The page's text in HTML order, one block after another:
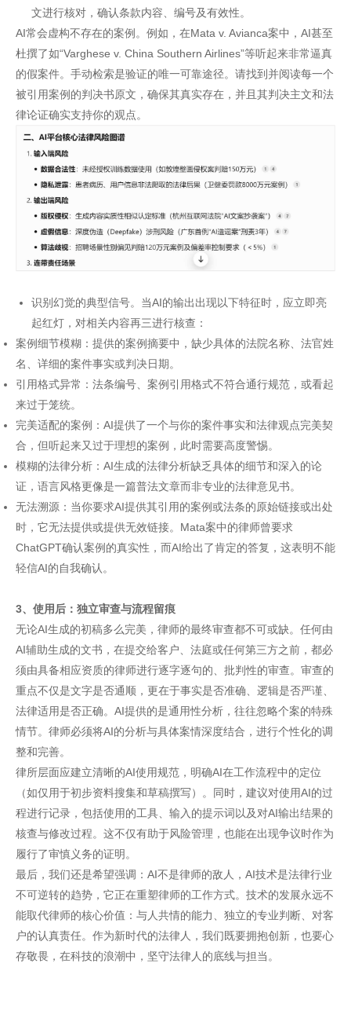
文进行核对，确认条款内容、编号及有效性。
AI常会虚构不存在的案例。例如，在Mata v. Avianca案中，AI甚至
杜撰了如“Varghese v. China Southern Airlines”等听起来非常逼真
的假案件。手动检索是验证的唯一可靠途径。请找到并阅读每一个
被引用案例的判决书原文，确保其真实存在，并且其判决主文和法
律论证确实支持你的观点。
识别幻觉的典型信号。当AI的输出出现以下特征时，应立即亮
起红灯，对相关内容再三进行核查：
案例细节模糊：提供的案例摘要中，缺少具体的法院名称、法官姓
名、详细的案件事实或判决日期。
引用格式异常：法条编号、案例引用格式不符合通行规范，或看起
来过于笼统。
完美适配的案例：AI提供了一个与你的案件事实和法律观点完美契
合，但听起来又过于理想的案例，此时需要高度警惕。
模糊的法律分析：AI生成的法律分析缺乏具体的细节和深入的论
证，语言风格更像是一篇普法文章而非专业的法律意见书。
无法溯源：当你要求AI提供其引用的案例或法条的原始链接或出处
时，它无法提供或提供无效链接。Mata案中的律师曾要求
ChatGPT确认案例的真实性，而AI给出了肯定的答复，这表明不能
轻信AI的自我确认。
3、使用后：独立审查与流程留痕
无论AI生成的初稿多么完美，律师的最终审查都不可或缺。任何由
AI辅助生成的文书，在提交给客户、法庭或任何第三方之前，都必
须由具备相应资质的律师进行逐字逐句的、批判性的审查。审查的
重点不仅是文字是否通顺，更在于事实是否准确、逻辑是否严谨、
法律适用是否正确。AI提供的是通用性分析，往往忽略个案的特殊
情节。律师必须将AI的分析与具体案情深度结合，进行个性化的调
整和完善。
律所层面应建立清晰的AI使用规范，明确AI在工作流程中的定位
（如仅用于初步资料搜集和草稿撰写）。同时，建议对使用AI的过
程进行记录，包括使用的工具、输入的提示词以及对AI输出结果的
核查与修改过程。这不仅有助于风险管理，也能在出现争议时作为
履行了审慎义务的证明。
最后，我们还是希望强调：AI不是律师的敌人，AI技术是法律行业
不可逆转的趋势，它正在重塑律师的工作方式。技术的发展永远不
能取代律师的核心价值：与人共情的能力、独立的专业判断、对客
户的认真责任。作为新时代的法律人，我们既要拥抱创新，也要心
存敬畏，在科技的浪潮中，坚守法律人的底线与担当。